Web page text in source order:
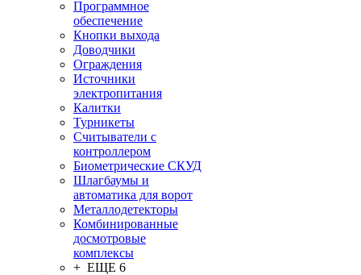
Программное
обеспечение
Кнопки выхода
Доводчики
Ограждения
Источники
электропитания
Калитки
Турникеты
Считыватели с
контроллером
Биометрические СКУД
Шлагбаумы и
автоматика для ворот
Металлодетекторы
Комбинированные
досмотровые
комплексы
+ ЕЩЕ 6